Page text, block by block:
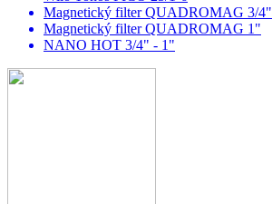
Magnetický filter QUADROMAG 3/4"
Magnetický filter QUADROMAG 1"
NANO HOT 3/4" - 1"